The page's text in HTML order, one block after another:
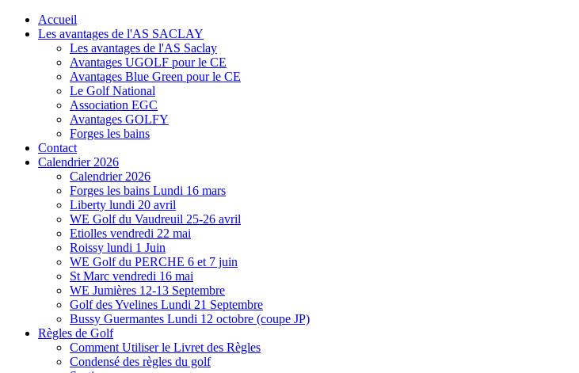
Accueil
Les avantages de l'AS SACLAY
Les avantages de l'AS Saclay
Avantages UGOLF pour le CE
Avantages Blue Green pour le CE
Le Golf National
Association EGC
Avantages GOLFY
Forges les bains
Contact
Calendrier 2026
Calendrier 2026
Forges les bains Lundi 16 mars
Liberty lundi 20 avril
WE Golf du Vaudreuil 25-26 avril
Etiolles vendredi 22 mai
Roissy lundi 1 Juin
WE Golf du PERCHE 6 et 7 juin
St Marc vendredi 16 mai
WE Jumières 12-13 Septembre
Golf des Yvelines Lundi 21 Septembre
Bussy Guermantes Lundi 12 octobre (coupe JP)
Règles de Golf
Comment Utiliser le Livret des Règles
Condensé des règles du golf